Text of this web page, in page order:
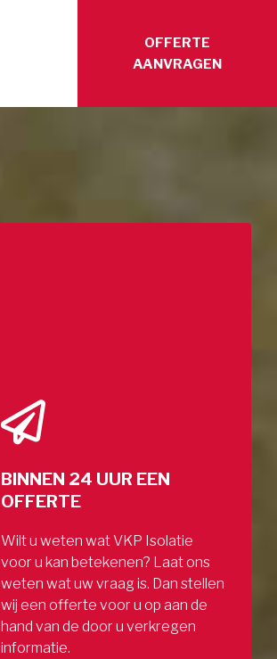
OFFERTE
AANVRAGEN
BINNEN 24 UUR EEN
OFFERTE
Wilt u weten wat VKP Isolatie
voor u kan betekenen? Laat ons
weten wat uw vraag is. Dan stellen
wij een offerte voor u op aan de
hand van de door u verkregen
informatie.